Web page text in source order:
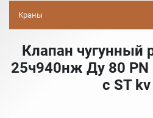
Краны
Клапан чугунный
25ч940нж Ду 80
с ST